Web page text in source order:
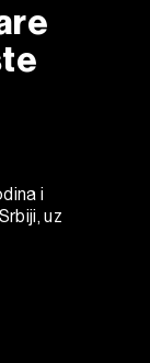
i
uz